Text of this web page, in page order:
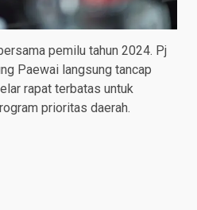
pemilu tahun 2024. Pj
Paewai langsung tancap
rapat terbatas untuk
prioritas daerah.